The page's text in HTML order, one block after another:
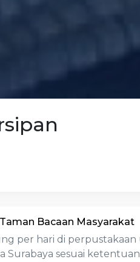
Bacaan Masyarakat
per hari di perpustakaan
Surabaya sesuai